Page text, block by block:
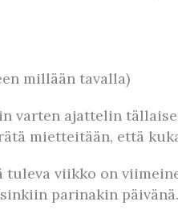
millään tavalla)
varten ajattelin
mietteitään, että
viikko on
parinakin päivänä.